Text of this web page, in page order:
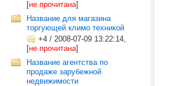
[не прочитана]
Название для магазина
торгующей климо техникой
+4 / 2008-07-09 13:22:14,
[не прочитана]
Название агентства по
продаже зарубежной
недвижимости